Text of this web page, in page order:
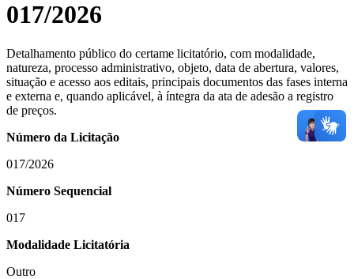
017/2026
Detalhamento público do certame licitatório, com modalidade,
natureza, processo administrativo, objeto, data de abertura, valores,
situação e acesso aos editais, principais documentos das fases interna
e externa e, quando aplicável, à íntegra da ata de adesão a registro
de preços.
Número da Licitação
017/2026
Número Sequencial
017
Modalidade Licitatória
Outro